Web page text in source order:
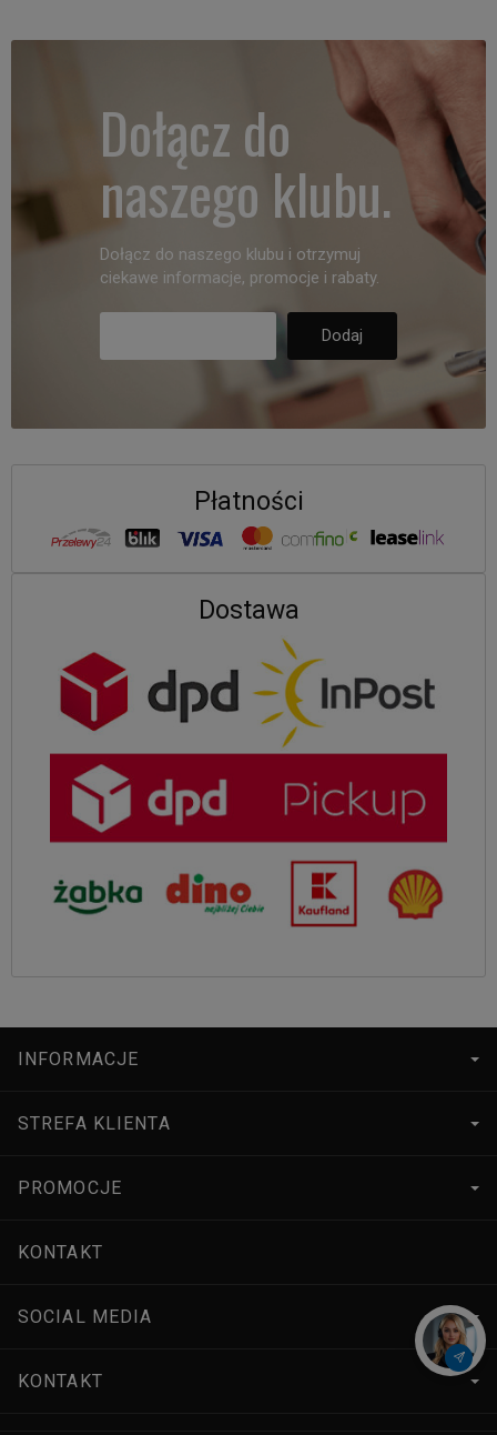
Dołącz do
naszego klubu.
Dołącz do naszego klubu i otrzymuj
ciekawe informacje, promocje i rabaty.
Płatności
Dostawa
INFORMACJE
STREFA KLIENTA
PROMOCJE
KONTAKT
SOCIAL MEDIA
KONTAKT